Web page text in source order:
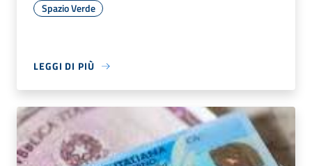
Spazio Verde
LEGGI DI PIÙ